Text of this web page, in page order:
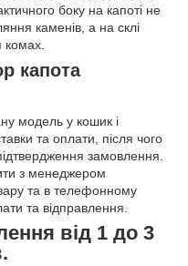
боку на капоті не
каменів, а на склі
комах.
капота
модель у кошик і
та оплати, після чого
замовлення.
з менеджером
та в телефонному
та відправлення.
від 1 до 3